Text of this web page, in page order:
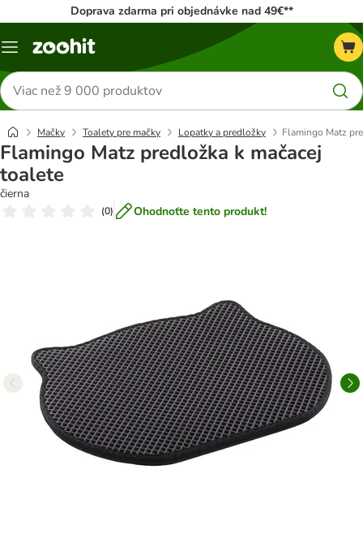
Doprava zdarma pri objednávke nad 49€**
Kategórie
Hľadať
produkty
Mačky Toalety pre mačky Lopatky a predložky Flamingo Matz
Flamingo Matz predložka k mačacej
toalete
čierna
(0) Ohodnoťte tento produkt!